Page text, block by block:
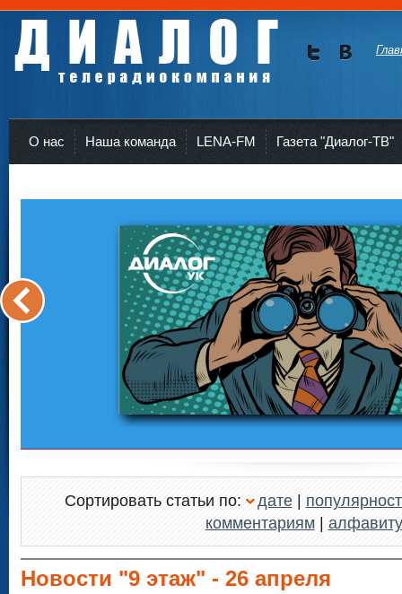
О нас Наша команда LENA-FM Газета "Диалог-ТВ"
Сортировать статьи по: дате|
комментариям| алфавиту
Новости "9 этаж" - 26 апреля